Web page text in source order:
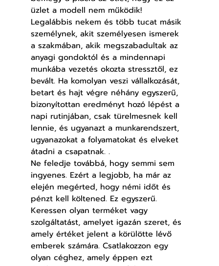
üzlet a modell nem működik!
Legalábbis nekem és több tucat másik
személynek, akit személyesen ismerek
a szakmában, akik megszabadultak az
anyagi gondoktól és a mindennapi
munkába vezetés okozta stressztől, ez
bevált. Ha komolyan veszi vállalkozását,
betart és hajt végre néhány egyszerű,
bizonyítottan eredményt hozó lépést a
napi rutinjában, csak türelmesnek kell
lennie, és ugyanazt a munkarendszert,
ugyanazokat a folyamatokat és elveket
átadni a csapatnak. .
Ne feledje továbbá, hogy semmi sem
ingyenes. Ezért a legjobb, ha már az
elején megérted, hogy némi időt és
pénzt kell költened. Ez egyszerű.
Keressen olyan terméket vagy
szolgáltatást, amelyet igazán szeret, és
amely értéket jelent a körülötte lévő
emberek számára. Csatlakozzon egy
olyan céghez, amely éppen ezt